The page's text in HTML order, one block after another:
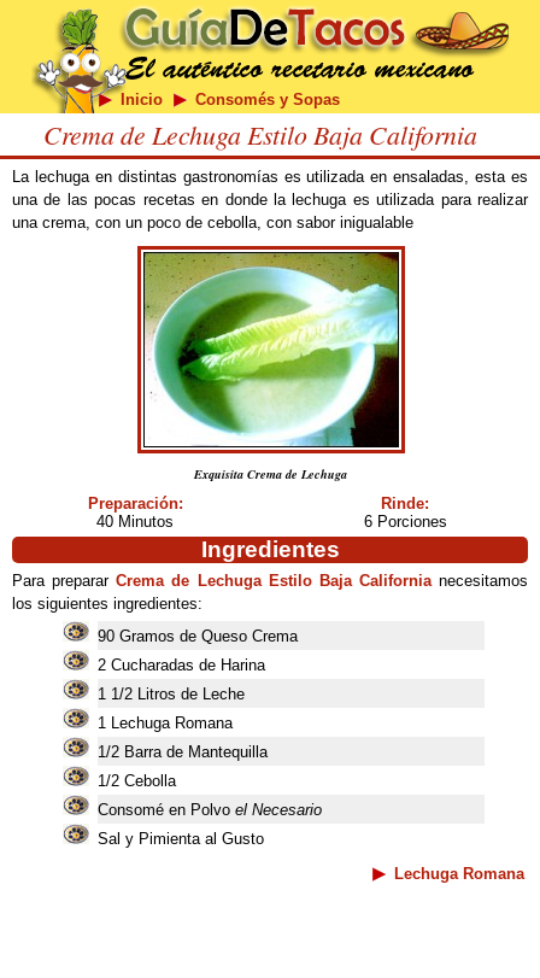
Inicio Consomés y Sopas
Crema de Lechuga Estilo Baja California
La lechuga en distintas gastronomías es utilizada en ensaladas, esta es
una de las pocas recetas en donde la lechuga es utilizada para realizar
una crema, con un poco de cebolla, con sabor inigualable
Exquisita Crema de Lechuga
Preparación:
40 Minutos
Rinde:
6 Porciones
Ingredientes
Para prepararCrema de Lechuga Estilo Baja Californianecesitamos
los siguientes ingredientes:
90 Gramos de Queso Crema
2 Cucharadas de Harina
1 1/2 Litros de Leche
1 Lechuga Romana
1/2 Barra de Mantequilla
1/2 Cebolla
Consomé en Polvo el Necesario
Sal y Pimienta al Gusto
Lechuga Romana